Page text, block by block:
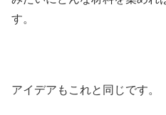
す。
アイデアもこれと同じです。